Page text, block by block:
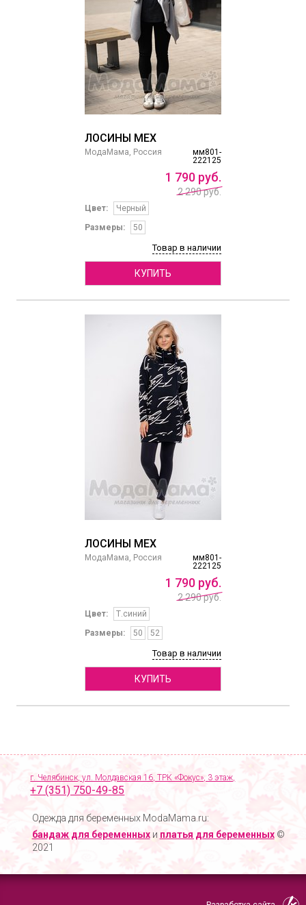
ЛОСИНЫ МЕХ
мм801-
222125
МодаМама, Россия
1 790 руб.
2 290 руб.
Цвет:
Черный
Размеры:
50
Товар в наличии
КУПИТЬ
ЛОСИНЫ МЕХ
мм801-
222125
МодаМама, Россия
1 790 руб.
2 290 руб.
Цвет:
Т.синий
Размеры:
50 52
Товар в наличии
КУПИТЬ
г. Челябинск, ул. Молдавская 16, ТРК «Фокус», 3 этаж,
+7 (351) 750-49-85
Одежда для беременных ModaMama.ru:
бандаж для беременныхи платья для беременных©
2021